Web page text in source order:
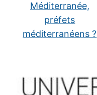
Méditerranée,
préfets
méditerranéens ?